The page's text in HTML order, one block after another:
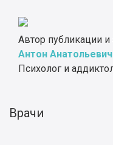
Автор публикации и
Антон
Психолог и
Врачи